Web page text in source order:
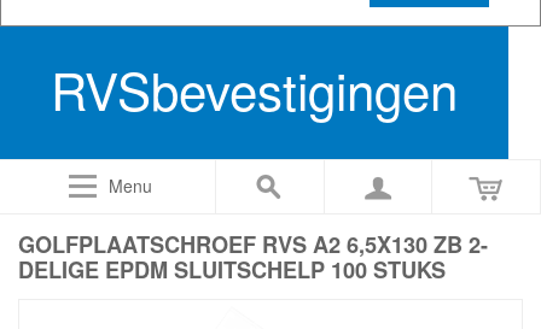
RVSbevestigingen
Menu
GOLFPLAATSCHROEF RVS A2 6,5X130 ZB 2-
DELIGE EPDM SLUITSCHELP 100 STUKS